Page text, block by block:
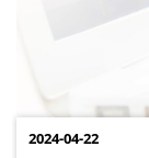
2024-04-22